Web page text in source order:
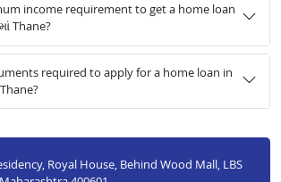
income requirement to get a home loan
Thane?
required to apply for a home loan in
Royal House, Behind Wood Mall, LBS